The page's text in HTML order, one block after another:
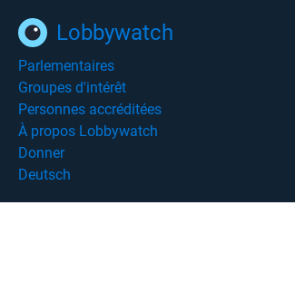
Lobbywatch
Parlementaires
Groupes d'intérêt
Personnes accréditées
À propos Lobbywatch
Donner
Deutsch